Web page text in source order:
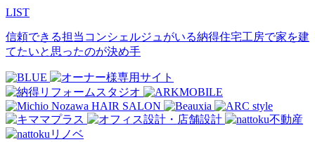
LIST
信頼できる担当コンシェルジュがいる納得住宅工房で家を建
てたいと思ったのが決め手